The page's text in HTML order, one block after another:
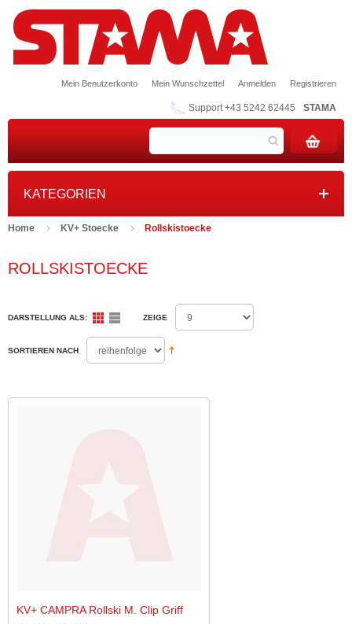
Mein Benutzerkonto Mein Wunschzettel Anmelden Registrieren
Support +43 5242 62445 STAMA
KATEGORIEN
Home KV+ Stoecke Rollskistoecke
ROLLSKISTOECKE
DARSTELLUNG ALS: ZEIGE
SORTIEREN NACH
KV+ CAMPRA Rollski M. Clip Griff